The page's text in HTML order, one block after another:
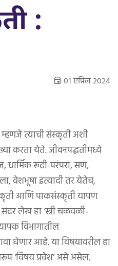
:
०१ एप्रिल २०२४
म्हणजे त्याची संस्कृती अशी
करता येते. जीवनपद्धतीमध्ये
धार्मिक रूढी-परंपरा, सण,
वेशभूषा इत्यादी तर येतेच,
आणि पाकसंस्कृती यापण
सदर लेख हा ‘स्त्री चळवळी-
विभागातील
घेणार आहे. या विषयावरील हा
‘विषय प्रवेश’ असे असेल.